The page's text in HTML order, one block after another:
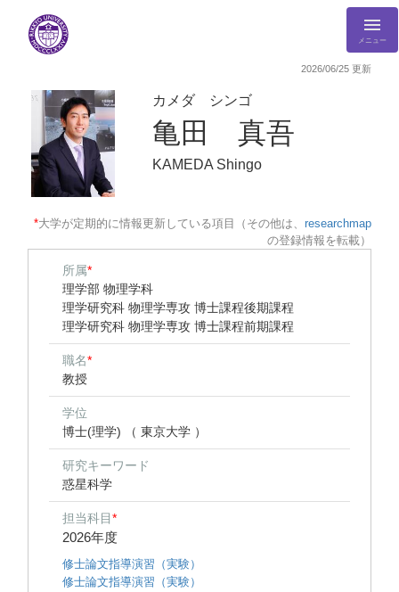
メニュー
2026/06/25 更新
カメダ シンゴ
亀田 真吾
KAMEDA Shingo
*大学が定期的に情報更新している項目（その他は、 researchmap
の登録情報を転載）
所属*
理学部 物理学科
理学研究科 物理学専攻 博士課程後期課程
理学研究科 物理学専攻 博士課程前期課程
職名*
教授
学位
博士(理学) （ 東京大学 ）
研究キーワード
惑星科学
担当科目*
2026年度
修士論文指導演習（実験）
修士論文指導演習（実験）